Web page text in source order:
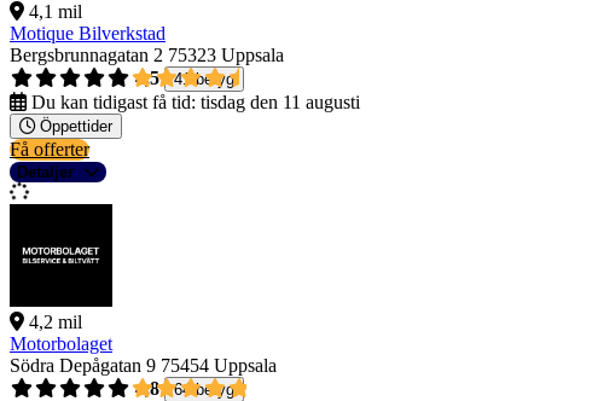
4,1 mil
Motique Bilverkstad
Bergsbrunnagatan 2 75323 Uppsala
4,5
41 betyg
Du kan tidigast få tid: tisdag den 11 augusti
Öppettider
Få offerter
Detaljer
4,2 mil
Motorbolaget
Södra Depågatan 9 75454 Uppsala
4,8
64 betyg